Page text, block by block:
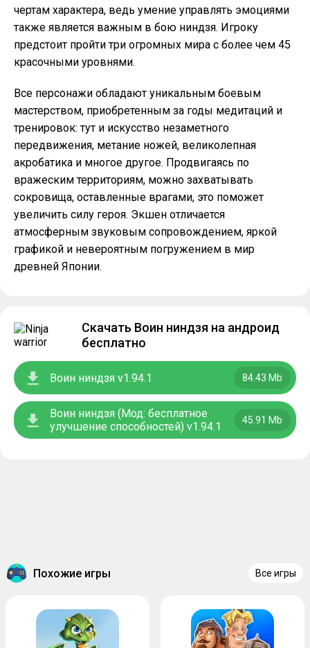
чертам характера, ведь умение управлять эмоциями
также является важным в бою ниндзя. Игроку
предстоит пройти три огромных мира с более чем 45
красочными уровнями.
Все персонажи обладают уникальным боевым
мастерством, приобретенным за годы медитаций и
тренировок: тут и искусство незаметного
передвижения, метание ножей, великолепная
акробатика и многое другое. Продвигаясь по
вражеским территориям, можно захватывать
сокровища, оставленные врагами, это поможет
увеличить силу героя. Экшен отличается
атмосферным звуковым сопровождением, яркой
графикой и невероятным погружением в мир
древней Японии.
Скачать Воин ниндзя на андроид
бесплатно
Воин ниндзя v1.94.1 84.43 Mb
Воин ниндзя (Мод: бесплатное
улучшение способностей) v1.94.1
45.91 Mb
Похожие игры Все игры